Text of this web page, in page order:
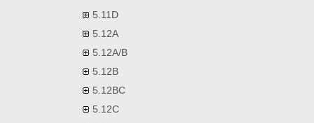
5.11D
5.12A
5.12A/B
5.12B
5.12BC
5.12C